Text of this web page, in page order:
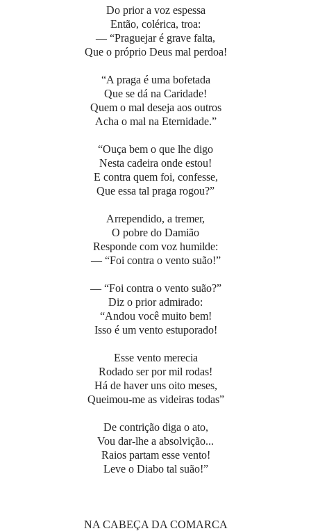
Do prior a voz espessa
Então, colérica, troa:
— “Praguejar é grave falta,
Que o próprio Deus mal perdoa!
“A praga é uma bofetada
Que se dá na Caridade!
Quem o mal deseja aos outros
Acha o mal na Eternidade.”
“Ouça bem o que lhe digo
Nesta cadeira onde estou!
E contra quem foi, confesse,
Que essa tal praga rogou?”
Arrependido, a tremer,
O pobre do Damião
Responde com voz humilde:
— “Foi contra o vento suão!”
— “Foi contra o vento suão?”
Diz o prior admirado:
“Andou você muito bem!
Isso é um vento estuporado!
Esse vento merecia
Rodado ser por mil rodas!
Há de haver uns oito meses,
Queimou-me as videiras todas”
De contrição diga o ato,
Vou dar-lhe a absolvição...
Raios partam esse vento!
Leve o Diabo tal suão!”
NA CABEÇA DA COMARCA